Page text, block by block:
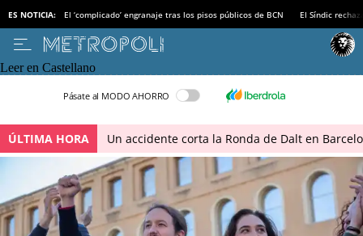
ES NOTICIA: El ‘complicado’ engranaje tras los pisos públicos de BCN El Síndic
Leer en Castellano
Pásate al MODO AHORRO
ÚLTIMA HORA Un accidente corta la Ronda de Dalt en